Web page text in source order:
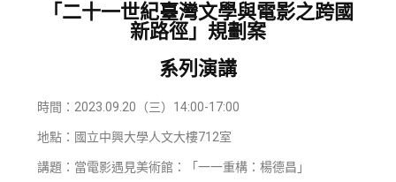
「二十一世紀臺灣文學與電影之跨國
新路徑」規劃案
系列演講
時間：2023.09.20（三）14:00-17:00
地點：國立中興大學人文大樓712室
講題：當電影遇見美術館：「一一重構：楊德昌」